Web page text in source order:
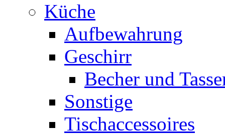
Küche
Aufbewahrung
Geschirr
Becher und
Sonstige
Tischaccessoires